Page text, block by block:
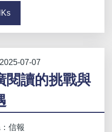
2025-07-07
閱讀的挑戰與
信報